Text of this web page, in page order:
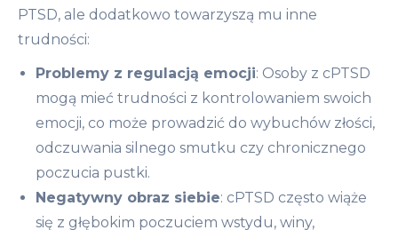
PTSD, ale dodatkowo towarzyszą mu inne
trudności:
Problemy z regulacją emocji: Osoby z cPTSD
mogą mieć trudności z kontrolowaniem swoich
emocji, co może prowadzić do wybuchów złości,
odczuwania silnego smutku czy chronicznego
poczucia pustki.
Negatywny obraz siebie: cPTSD często wiąże
się z głębokim poczuciem wstydu, winy,